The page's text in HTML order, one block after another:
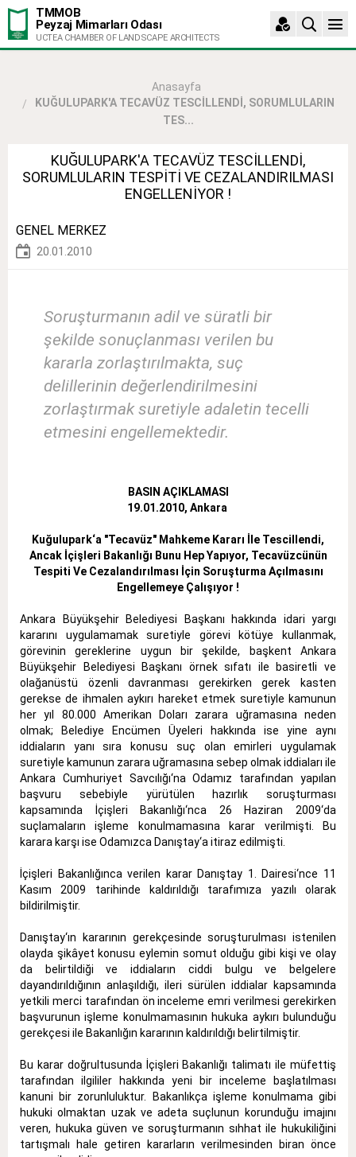
TMMOB
Peyzaj Mimarları Odası
UCTEA CHAMBER OF LANDSCAPE ARCHITECTS
Anasayfa
KUĞULUPARK'A TECAVÜZ TESCİLLENDİ, SORUMLULARIN
TES...
KUĞULUPARK'A TECAVÜZ TESCİLLENDİ,
SORUMLULARIN TESPİTİ VE CEZALANDIRILMASI
ENGELLENİYOR !
GENEL MERKEZ
20.01.2010
Soruşturmanın adil ve süratli bir
şekilde sonuçlanması verilen bu
kararla zorlaştırılmakta, suç
delillerinin değerlendirilmesini
zorlaştırmak suretiyle adaletin tecelli
etmesini engellemektedir.
BASIN AÇIKLAMASI
19.01.2010, Ankara
Kuğulupark‘a "Tecavüz" Mahkeme Kararı İle Tescillendi,
Ancak İçişleri Bakanlığı Bunu Hep Yapıyor, Tecavüzcünün
Tespiti Ve Cezalandırılması İçin Soruşturma Açılmasını
Engellemeye Çalışıyor !
Ankara Büyükşehir Belediyesi Başkanı hakkında idari yargı
kararını uygulamamak suretiyle görevi kötüye kullanmak,
görevinin gereklerine uygun bir şekilde, başkent Ankara
Büyükşehir Belediyesi Başkanı örnek sıfatı ile basiretli ve
olağanüstü özenli davranması gerekirken gerek kasten
gerekse de ihmalen aykırı hareket etmek suretiyle kamunun
her yıl 80.000 Amerikan Doları zarara uğramasına neden
olmak; Belediye Encümen Üyeleri hakkında ise yine aynı
iddiaların yanı sıra konusu suç olan emirleri uygulamak
suretiyle kamunun zarara uğramasına sebep olmak iddiaları ile
Ankara Cumhuriyet Savcılığı‘na Odamız tarafından yapılan
başvuru sebebiyle yürütülen hazırlık soruşturması
kapsamında İçişleri Bakanlığı‘nca 26 Haziran 2009‘da
suçlamaların işleme konulmamasına karar verilmişti. Bu
karara karşı ise Odamızca Danıştay‘a itiraz edilmişti.
İçişleri Bakanlığınca verilen karar Danıştay 1. Dairesi‘nce 11
Kasım 2009 tarihinde kaldırıldığı tarafımıza yazılı olarak
bildirilmiştir.
Danıştay‘ın kararının gerekçesinde soruşturulması istenilen
olayda şikâyet konusu eylemin somut olduğu gibi kişi ve olay
da belirtildiği ve iddiaların ciddi bulgu ve belgelere
dayandırıldığının anlaşıldığı, ileri sürülen iddialar kapsamında
yetkili merci tarafından ön inceleme emri verilmesi gerekirken
başvurunun işleme konulmamasının hukuka aykırı bulunduğu
gerekçesi ile Bakanlığın kararının kaldırıldığı belirtilmiştir.
Bu karar doğrultusunda İçişleri Bakanlığı talimatı ile müfettiş
tarafından ilgililer hakkında yeni bir inceleme başlatılması
kanuni bir zorunluluktur. Bakanlıkça işleme konulmama gibi
hukuki olmaktan uzak ve adeta suçlunun korunduğu imajını
veren, hukuka güven ve soruşturmanın sıhhat ile hukukiliğini
tartışmalı hale getiren kararların verilmesinden biran önce